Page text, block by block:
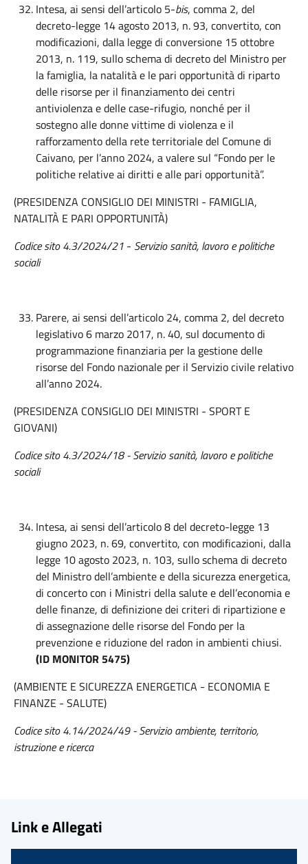
Intesa, ai sensi dell’articolo 5-bis, comma 2, del
decreto-legge 14 agosto 2013, n. 93, convertito, con
modificazioni, dalla legge di conversione 15 ottobre
2013, n. 119, sullo schema di decreto del Ministro per
la famiglia, la natalità e le pari opportunità di riparto
delle risorse per il finanziamento dei centri
antiviolenza e delle case-rifugio, nonché per il
sostegno alle donne vittime di violenza e il
rafforzamento della rete territoriale del Comune di
Caivano, per l’anno 2024, a valere sul “Fondo per le
politiche relative ai diritti e alle pari opportunità”.
(PRESIDENZA CONSIGLIO DEI MINISTRI - FAMIGLIA,
NATALITÀ E PARI OPPORTUNITÀ)
Codice sito 4.3/2024/21 - Servizio sanità, lavoro e politiche
sociali
Parere, ai sensi dell’articolo 24, comma 2, del decreto
legislativo 6 marzo 2017, n. 40, sul documento di
programmazione finanziaria per la gestione delle
risorse del Fondo nazionale per il Servizio civile relativo
all’anno 2024.
(PRESIDENZA CONSIGLIO DEI MINISTRI - SPORT E
GIOVANI)
Codice sito 4.3/2024/18 - Servizio sanità, lavoro e politiche
sociali
Intesa, ai sensi dell’articolo 8 del decreto-legge 13
giugno 2023, n. 69, convertito, con modificazioni, dalla
legge 10 agosto 2023, n. 103, sullo schema di decreto
del Ministro dell’ambiente e della sicurezza energetica,
di concerto con i Ministri della salute e dell’economia e
delle finanze, di definizione dei criteri di ripartizione e
di assegnazione delle risorse del Fondo per la
prevenzione e riduzione del radon in ambienti chiusi.
(ID MONITOR 5475)
(AMBIENTE E SICUREZZA ENERGETICA - ECONOMIA E
FINANZE - SALUTE)
Codice sito 4.14/2024/49 - Servizio ambiente, territorio,
istruzione e ricerca
Link e Allegati